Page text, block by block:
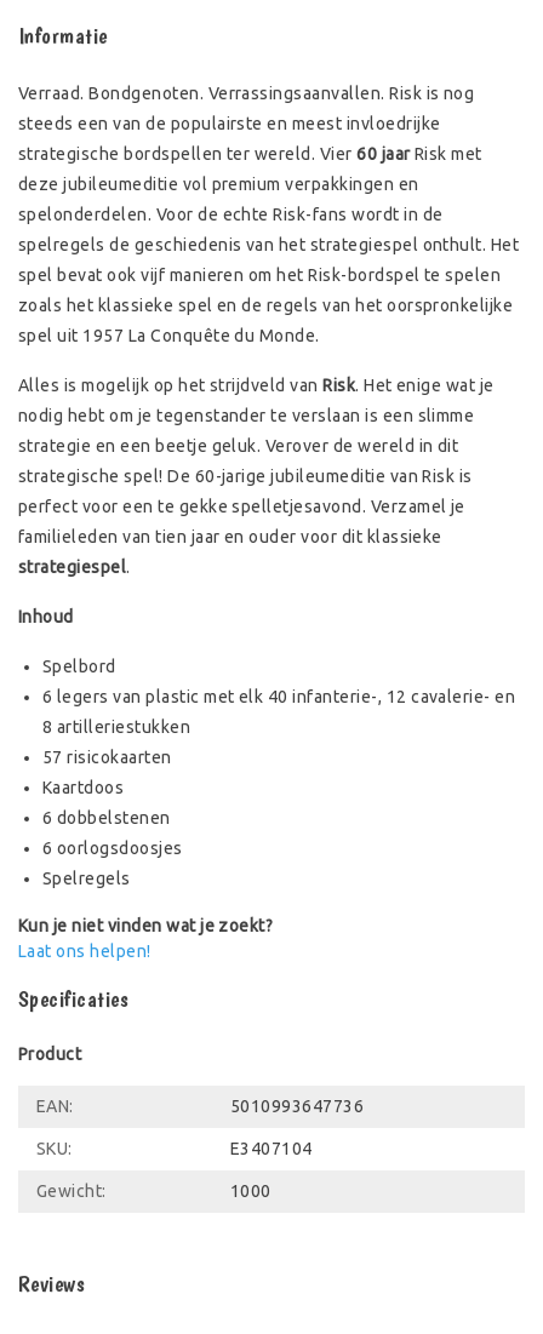
Informatie
Verraad. Bondgenoten. Verrassingsaanvallen. Risk is nog
steeds een van de populairste en meest invloedrijke
strategische bordspellen ter wereld. Vier60 jaarRisk met
deze jubileumeditie vol premium verpakkingen en
spelonderdelen. Voor de echte Risk-fans wordt in de
spelregels de geschiedenis van het strategiespel onthult. Het
spel bevat ook vijf manieren om het Risk-bordspel te spelen
zoals het klassieke spel en de regels van het oorspronkelijke
spel uit 1957 La Conquête du Monde.
Alles is mogelijk op het strijdveld vanRisk. Het enige wat je
nodig hebt om je tegenstander te verslaan is een slimme
strategie en een beetje geluk. Verover de wereld in dit
strategische spel! De 60-jarige jubileumeditie van Risk is
perfect voor een te gekke spelletjesavond. Verzamel je
familieleden van tien jaar en ouder voor dit klassieke
strategiespel.
Inhoud
Spelbord
6 legers van plastic met elk 40 infanterie-, 12 cavalerie- en
8 artilleriestukken
57 risicokaarten
Kaartdoos
6 dobbelstenen
6 oorlogsdoosjes
Spelregels
Kun je niet vinden wat je zoekt?
Laat ons helpen!
Specificaties
Product
EAN: 5010993647736
SKU: E3407104
Gewicht: 1000
Reviews